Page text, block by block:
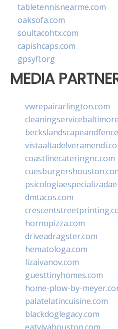
tabletennisnearme.com
oaksofa.com
soultacohtx.com
capishcaps.com
gpsyfl.org
MEDIA
vwrepairarlington.com
coastlinecateringnc.com
dmtacos.com
hornopizza.com
driveadragster.com
hematologa.com
lizaivanov.com
guesttinyhomes.com
home-plow-by-
palatelatincuisine.com
blackdoglegacy.com